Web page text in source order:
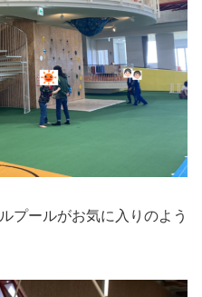
プールがお気に入りのよう